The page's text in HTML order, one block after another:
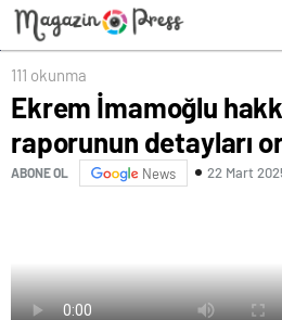
111 okunma
Ekrem İmamoğlu
raporunun detayları
ABONE OL News 22 Mart